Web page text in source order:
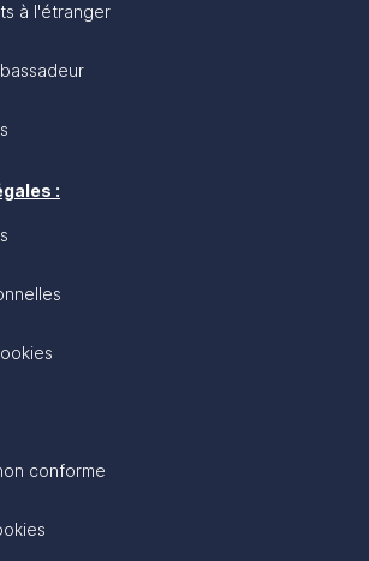
à l'étranger
:
conforme